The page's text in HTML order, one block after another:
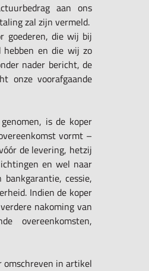
aan ons
zal zijn vermeld.
goederen, die wij bij
en die wij zo
nader bericht, de
onze voorafgaande
is de koper
vormt –
de levering, hetzij
en wel naar
cessie,
Indien de koper
nakoming van
overeenkomsten,
omschreven in artikel